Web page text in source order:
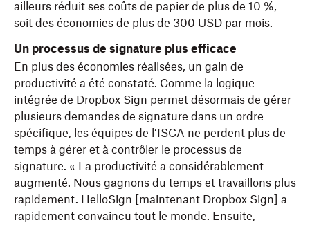
ailleurs réduit ses coûts de papier de plus de 10 %,
soit des économies de plus de 300 USD par mois.
Un processus de signature plus efficace
En plus des économies réalisées, un gain de
productivité a été constaté. Comme la logique
intégrée de Dropbox Sign permet désormais de gérer
plusieurs demandes de signature dans un ordre
spécifique, les équipes de l’ISCA ne perdent plus de
temps à gérer et à contrôler le processus de
signature. « La productivité a considérablement
augmenté. Nous gagnons du temps et travaillons plus
rapidement. HelloSign [maintenant Dropbox Sign] a
rapidement convaincu tout le monde. Ensuite,